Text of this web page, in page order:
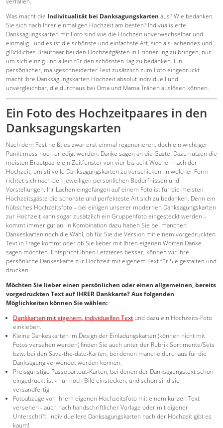
Was macht die Indivitualität bei Danksagungskarten aus? Wie bedanken
Sie sich nach Ihrer einmaligen Hochzeit am besten? Indivualisierte
Danksagungskarten mit Foto sind wie die Hochzeit unverwechselbar und
einmalig - und es ist die schönste und einfachste Art, sich als lachendes und
glückliches Brautpaar bei den Hochzeitgästen in Erinnerung zu bringen, nur
um sich einzig und allein für den schönsten Tag zu bedanken. Ein
persönlicher, maßgeschneiderter Text zusätzlich zum Foto eingedruckt
macht Ihre Danksagungskarten Hochzeit absolut individuell und
unvergleichbar, die durchaus bei Oma und Mama Tränen auslösen können.
Ein Foto des Hochzeitpaares in den
Danksagungskarten
Nach dem Fest heißt es zwar erst einmal regenerieren, doch ein wichtiger
Punkt muss noch erledigt werden: Danke sagen an die Gäste. Dazu nutzen die
meisten Brautpaare ein Zeitfenster von vier bis acht Wochen nach der
Hochzeit, um stilvolle Danksagungskarten zu verschicken. In welcher Form
richtet sich nach den jeweiligen persönlichen Bedürfnissen und
Vorstellungen. Ihr Lachen eingefangen auf einem Foto ist für die meisten
Hochzeitsgäste die schönste und perfekteste Art sich zu bedanken. Denn ein
hübsches Hochzeitsfoto – bei einigen unserer modernen Danksagungskarten
zur Hochzeit kann sogar zusätzlich ein Gruppenfoto eingesteckt werden –
kommt immer gut an. In Kombination dazu haben Sie bei manchen
Dankeskarten noch die Wahl, ob für Sie die Version mit einem vorgedruckten
Text in Frage kommt oder ob Sie lieber mit Ihren eigenen Worten Danke
sagen möchten. Entspricht Ihnen Letzteres besser, können wir Ihre
persönliche Dankeskarte zur Hochzeit mit eigenem Text für Sie gestalten und
drucken.
Möchten Sie lieber einen persönlichen oder einen allgemeinen, bereits
vorgedruckten Text auf IHRER Dankkarte? Aus folgenden
Möglichkeiten können Sie wählen:
Dankkarten mit eigenem, individuellen Text und dazu ein Hochzeits-Foto
einkleben.
Kleine Dankeskarten im Design der Einladungskarten (können nicht mit
Fotos versehen werden) finden Sie auch unter der Rubrik Sortimente/Sets
bzw. bei den Save-the-date-Karten, bei denen manche durchaus für die
Danksagung verwendet werden können.
Preisgünstige Passepartout-Karten, bei denen der Danksagungstext schon
eingedruckt ist - nur noch Bild einstecken, und schon sind sie
versandfertig.
Fotoabzüge von Ihrem eigenen Hochzeitsfoto mit einem kurzen Text
versehen - auch nach handschriftlicher Vorlage oder mit eigener
Unterschrift: individuellere Danksagungskarten nach der Hochzeit gibt es
kaum!